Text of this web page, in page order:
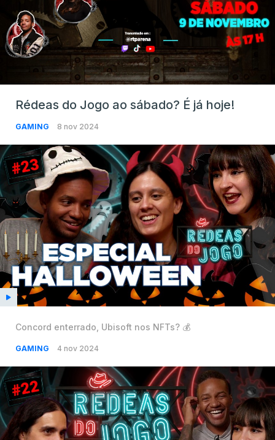
Rédeas do Jogo ao sábado? É já hoje!
GAMING 8 nov 2024
Concord enterrado, Ubisoft nos NFTs? 💰
GAMING 4 nov 2024